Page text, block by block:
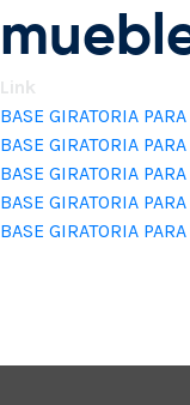
Link
BASE GIRATORIA
BASE GIRATORIA
BASE GIRATORIA
BASE GIRATORIA
BASE GIRATORIA